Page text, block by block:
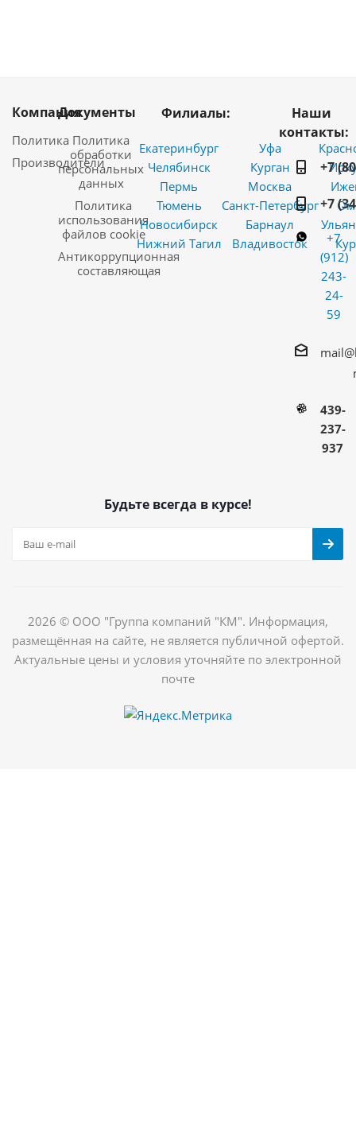
Компания
Политика
Производители
Документы
Политика
обработки
персональных
данных
Политика
использования
файлов cookie
Антикоррупционная
составляющая
Филиалы:
Екатеринбург
Челябинск
Пермь
Тюмень
Новосибирск
Нижний Тагил
Уфа
Курган
Москва
Санкт-Петербург
Барнаул
Владивосток
Наши
контакты:
+7
+7
+7
(912)
243-
24-
59
439-
237-
937
Будьте всегда в курсе!
2026 © ООО "Группа компаний "КМ". Информация,
размещённая на сайте, не является публичной офертой.
Актуальные цены и условия уточняйте по электронной
почте